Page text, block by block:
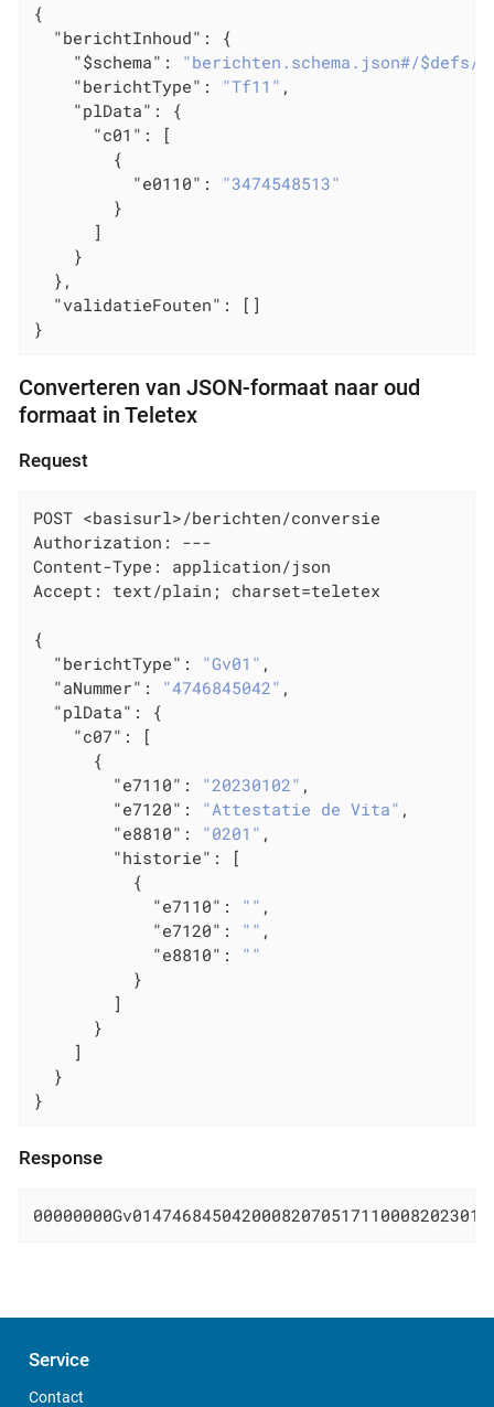
{
"berichtInhoud" : {
"$schema" : "berichten.schema.json#/
"berichtType" : "Tf11" ,
"plData" : {
"c01" : [
        {
"e0110" : "3474548513"
        }
      ]
    }
  },
"validatieFouten" : []
}
Converteren van JSON-formaat naar oud
formaat in Teletex
Request
POST <basisurl>/berichten/conversie
Authorization: ---
Content-Type: application/json
Accept: text/plain; charset=teletex
{
"berichtType" : "Gv01" ,
"aNummer" : "4746845042" ,
"plData" : {
"c07" : [
      {
"e7110" : "20230102" ,
"e7120" : "Attestatie de Vita" ,
"e8810" : "0201" ,
"historie" : [
          {
"e7110" : "" ,
"e7120" : "" ,
"e8810" : ""
          }
        ]
      }
    ]
  }
}
Response
Service
Contact